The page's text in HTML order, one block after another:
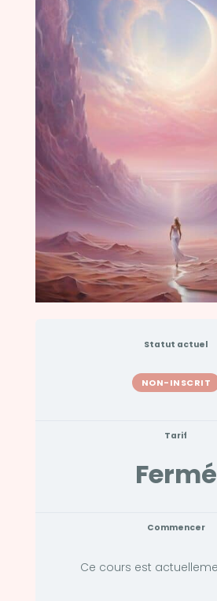
Statut actuel
NON-INSCRIT
Tarif
Fermé
Commencer
Ce cours est